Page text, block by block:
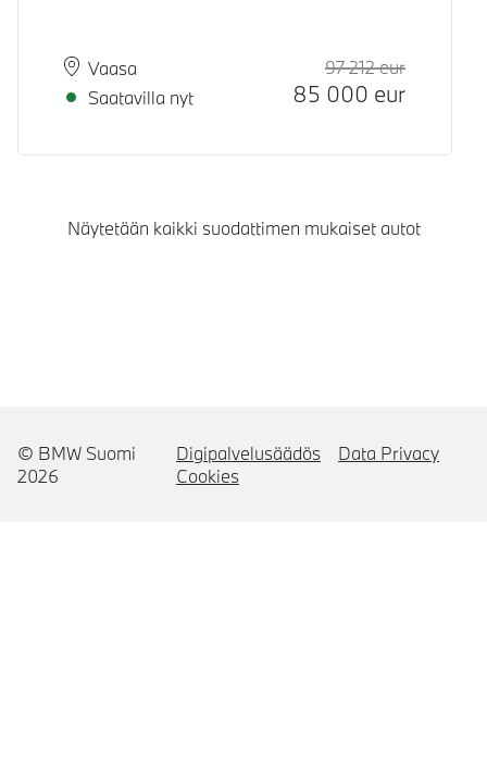
Paikkakunta
Vaasa
Toimitusaika
Saatavilla nyt
97 212eurHinta
85 000 eur
Näytetään kaikki suodattimen mukaiset autot
© BMW Suomi
2026
Digipalvelusäädös
Data Privacy
Cookies